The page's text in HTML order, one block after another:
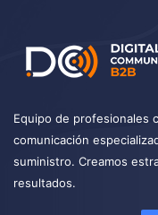
Equipo de profesionales
comunicación
suministro. Creamos
resultados.